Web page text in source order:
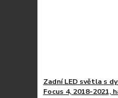
Zadní LED světla s
Focus 4, 2018-2021,